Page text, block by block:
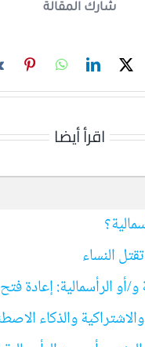
شارك المقالة
اقرأ أيضا
النساء
و/أو الرأسمالية: إعادة
والاشتراكية والذكاء